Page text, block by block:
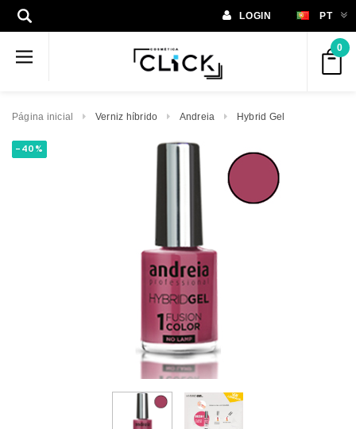
LOGIN PT
0
Página inicial Verniz híbrido Andreia Hybrid Gel
-40%